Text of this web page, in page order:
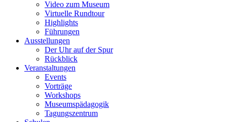
Video zum Museum
Virtuelle Rundtour
Highlights
Führungen
Ausstellungen
Der Uhr auf der Spur
Rückblick
Veranstaltungen
Events
Vorträge
Workshops
Museumspädagogik
Tagungszentrum